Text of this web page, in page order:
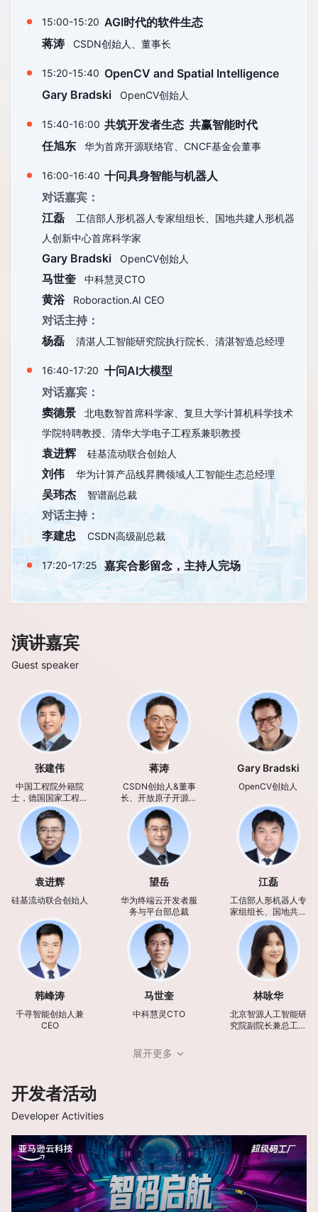
15:00-15:20 AGI时代的软件生态
蒋涛
CSDN创始人、董事长
15:20-15:40 OpenCV and Spatial Intelligence
Gary Bradski
OpenCV创始人
15:40-16:00 共筑开发者生态 共赢智能时代
任旭东
华为首席开源联络官、CNCF基金会董事
16:00-16:40 十问具身智能与机器人
对话嘉宾：
江磊
工信部人形机器人专家组组长、国地共建人形机器
人创新中心首席科学家
Gary Bradski OpenCV创始人
马世奎 中科慧灵CTO
黄浴 Roboraction.AI CEO
对话主持：
杨磊
清湛人工智能研究院执行院长、清湛智造总经理
16:40-17:20 十问AI大模型
对话嘉宾：
窦德景
北电数智首席科学家、复旦大学计算机科学技术
学院特聘教授、清华大学电子工程系兼职教授
袁进辉 硅基流动联合创始人
刘伟 华为计算产品线昇腾领域人工智能生态总经理
吴玮杰 智谱副总裁
对话主持：
李建忠
CSDN高级副总裁
17:20-17:25 嘉宾合影留念，主持人完场
演讲嘉宾
Guest speaker
张建伟
中国工程院外籍院
士，德国国家工程院
院士
蒋涛
CSDN创始人&董事
长、开放原子开源基
金会理事
Gary Bradski
OpenCV创始人
袁进辉
硅基流动联合创始人
望岳
华为终端云开发者服
务与平台部总裁
江磊
工信部人形机器人专
家组组长、国地共建
人形机器人创新中心
首席科学家
韩峰涛
千寻智能创始人兼
CEO
马世奎
中科慧灵CTO
林咏华
北京智源人工智能研
究院副院长兼总工程
展开更多
开发者活动
Developer Activities